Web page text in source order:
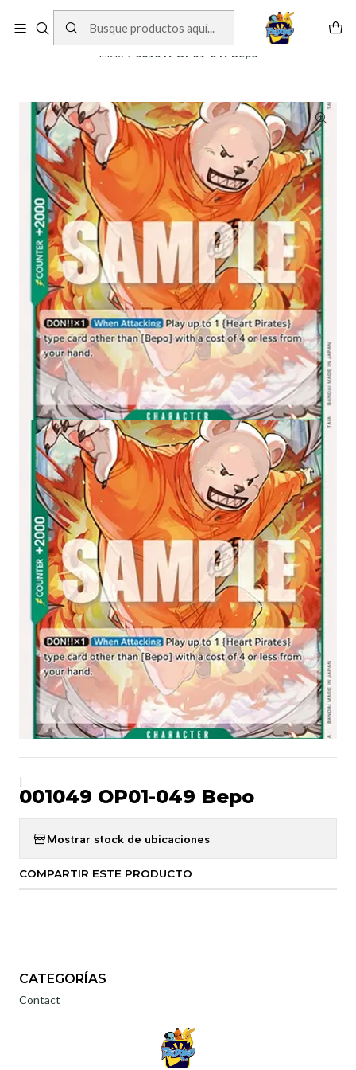
Inicio 001049 OP01-049 Bepo
001049 OP01-049 Bepo
Mostrar stock de ubicaciones
COMPARTIR ESTE PRODUCTO
CATEGORÍAS
Contact